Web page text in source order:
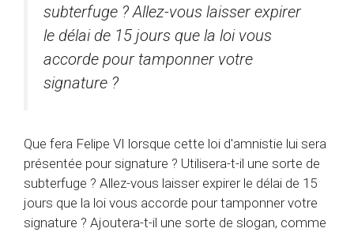
subterfuge ? Allez-vous laisser expirer
le délai de 15 jours que la loi vous
accorde pour tamponner votre
signature ?
Que fera Felipe VI lorsque cette loi d'amnistie lui sera
présentée pour signature ? Utilisera-t-il une sorte de
subterfuge ? Allez-vous laisser expirer le délai de 15
jours que la loi vous accorde pour tamponner votre
signature ? Ajoutera-t-il une sorte de slogan, comme